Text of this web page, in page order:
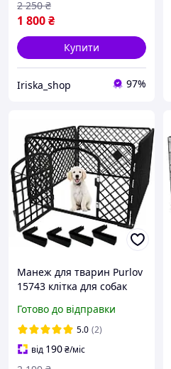
1 800₴
2 250 ₴
Купити
Iriska_shop 97%
Манеж для тварин Purlov
15743 клітка для собак
Готово до відправки
5.0 (2)
від 190₴/міс